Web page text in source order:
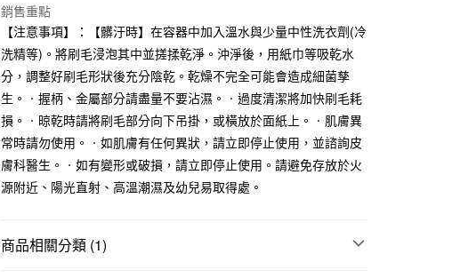
匯豐（台灣）商業銀行
聯邦商業銀行
遠東國際商業銀行
元大商業銀行
永豐商業銀行
玉山商業銀行
台新國際商業銀行
中國信託商業銀行
台灣樂天信用卡公司
街口支付
悠遊付
運送方式
全家取貨付款
每筆NT$65，滿NT$1,000(含以上)免運費
7-11取貨付款
銷售重點
【注意事項】：【髒汙時】在容器中加入溫水與少量中性洗衣劑(冷
洗精等)。將刷毛浸泡其中並搓揉乾淨。沖淨後，用紙巾等吸乾水
分，調整好刷毛形狀後充分陰乾。乾燥不完全可能會造成細菌孳
生。‧握柄、金屬部分請盡量不要沾濕。‧過度清潔將加快刷毛耗
損。‧晾乾時請將刷毛部分向下吊掛，或橫放於面紙上。‧肌膚異
常時請勿使用。‧如肌膚有任何異狀，請立即停止使用，並諮詢皮
膚科醫生。‧如有變形或破損，請立即停止使用。請避免存放於火
源附近、陽光直射、高溫潮濕及幼兒易取得處。
商品相關分類 (1)